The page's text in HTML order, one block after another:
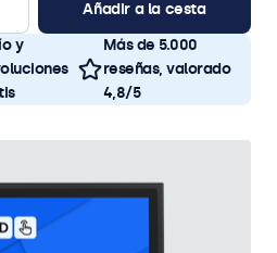
Añadir a la cesta
y
Más de 5.000
reseñas, valorado
4,8/5